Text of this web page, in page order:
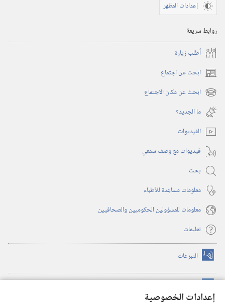
إعدادات الخصوصية
إعدادات المظهر
روابط سريعة
أُطلب زيارة
ابحث عن اجتماع (يفتح
نافذة ابحث عن مكان الاجتماع (يفتح
نافذة
جديدة)
ما الجديد؟‏
الفيديوات
فيديوات مع وصف سمعي
بحث
معلومات مساعِدة للأطباء
معلومات للمسؤولين الحكوميين والصحافيين
تعليمات
التبرعات (يفتح
نافذة
(يفتح
نافذة